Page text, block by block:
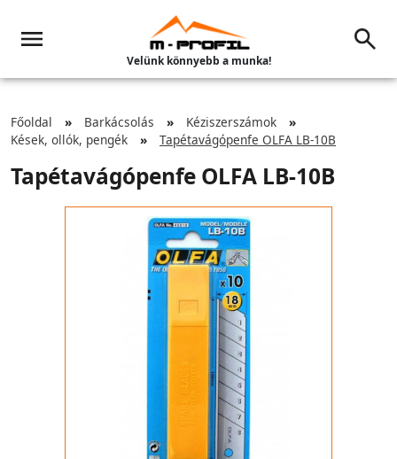
Velünk könnyebb a munka!
Főoldal Barkácsolás
Kéziszerszámok
Kések, ollók, pengék
Tapétavágópenfe OLFA LB-10B
Tapétavágópenfe OLFA LB-10B